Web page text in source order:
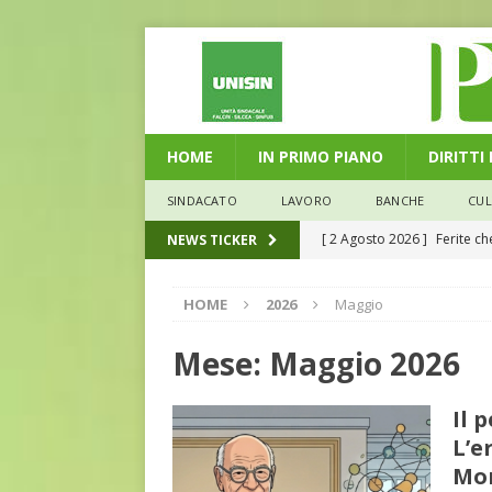
HOME IN PRIMO PIANO DIRITTI
SINDACATO LAVORO BANCHE
NEWS TICKER [ 29 Luglio 2026 ] Marche:
[ 28 Luglio 2026 ]
debiti sono più leggeri
[ 26 Luglio 2026 ]
euro riguarda, non solo i
[ 6 Agosto 2026 ]
Estate
HOME 2026 Maggio
Mese: Maggio 2026
Il